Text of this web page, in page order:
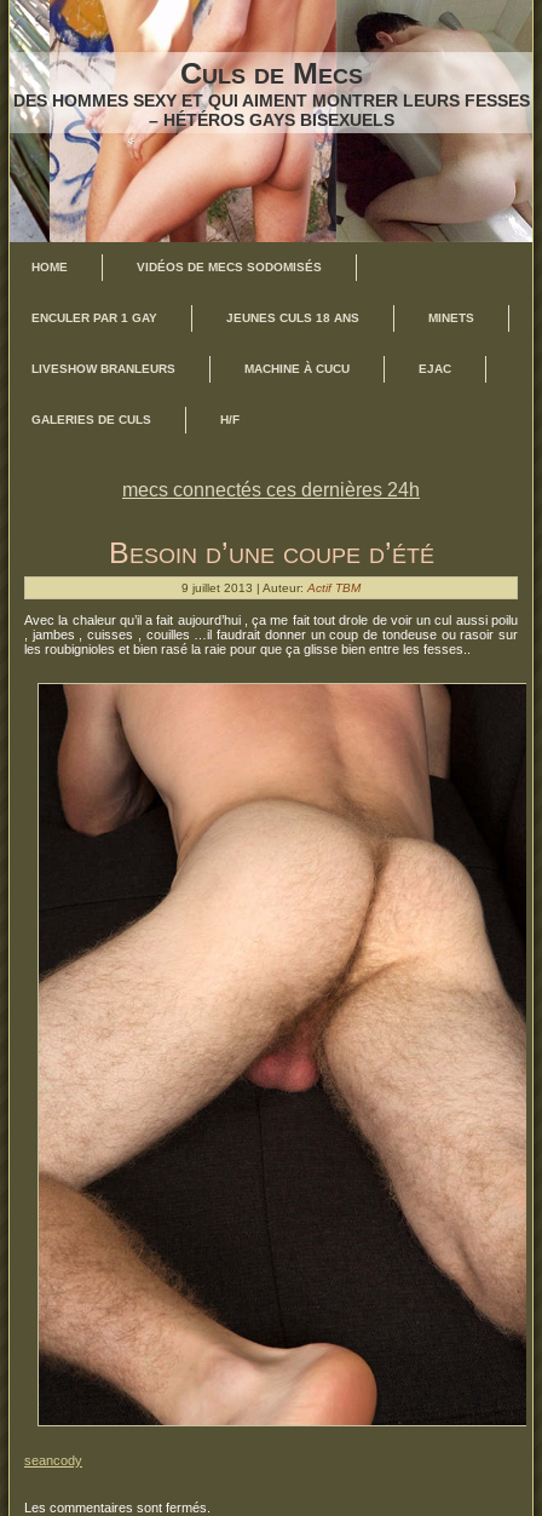
Culs de Mecs
DES HOMMES SEXY ET QUI AIMENT MONTRER LEURS FESSES
– HÉTÉROS GAYS BISEXUELS
HOME VIDÉOS DE MECS SODOMISÉS
ENCULER PAR 1 GAY JEUNES CULS 18 ANS MINETS
LIVESHOW BRANLEURS MACHINE À CUCU EJAC
GALERIES DE CULS H/F
mecs connectés ces dernières 24h
Besoin d’une coupe d’été
9 juillet 2013 | Auteur: Actif TBM
Avec la chaleur qu’il a fait aujourd’hui , ça me fait tout drole de voir un cul aussi poilu
, jambes , cuisses , couilles …il faudrait donner un coup de tondeuse ou rasoir sur
les roubignioles et bien rasé la raie pour que ça glisse bien entre les fesses..
seancody
Les commentaires sont fermés.